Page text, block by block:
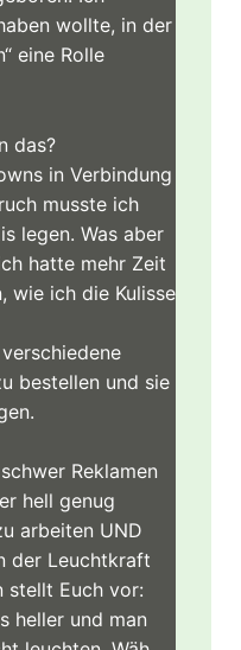
wollte, in der
eine Rolle
das?
in Verbindung
musste ich
legen. Was aber
hatte mehr Zeit
wie ich die Kulisse
bestellen und sie
Reklamen
hell genug
arbeiten UND
der Leuchtkraft
stellt Euch vor:
heller und man